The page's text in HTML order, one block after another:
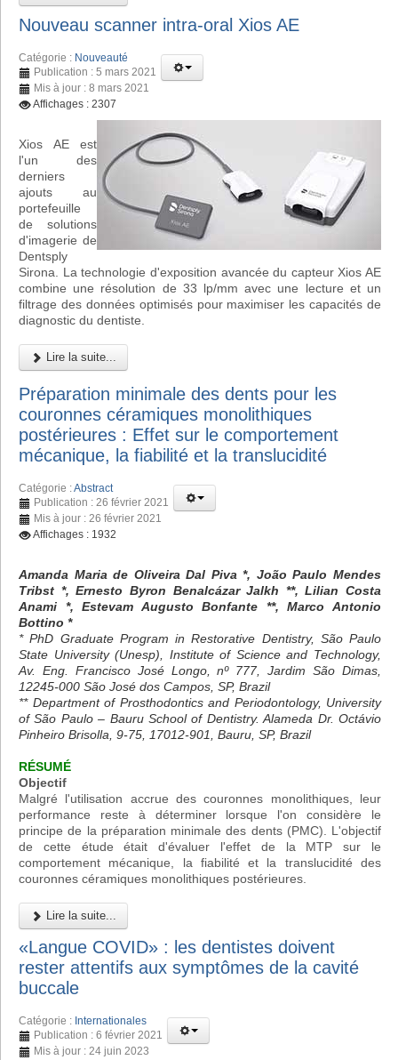
Nouveau scanner intra-oral Xios AE
Catégorie : Nouveauté
Publication : 5 mars 2021
Mis à jour : 8 mars 2021
Affichages : 2307
Xios AE est
l'un des
derniers
ajouts au
portefeuille
de solutions
d'imagerie de
Dentsply
Sirona. La technologie d'exposition avancée du capteur Xios AE
combine une résolution de 33 lp/mm avec une lecture et un
filtrage des données optimisés pour maximiser les capacités de
diagnostic du dentiste.
Lire la suite...
Préparation minimale des dents pour les
couronnes céramiques monolithiques
postérieures : Effet sur le comportement
mécanique, la fiabilité et la translucidité
Catégorie :Abstract
Publication : 26 février 2021
Mis à jour : 26 février 2021
Affichages : 1932
Amanda Maria de Oliveira Dal Piva *, João Paulo Mendes
Tribst *, Ernesto Byron Benalcázar Jalkh **, Lilian Costa
Anami *, Estevam Augusto Bonfante **, Marco Antonio
Bottino *
* PhD Graduate Program in Restorative Dentistry, São Paulo
State University (Unesp), Institute of Science and Technology,
Av. Eng. Francisco José Longo, nº 777, Jardim São Dimas,
12245-000 São José dos Campos, SP, Brazil
** Department of Prosthodontics and Periodontology, University
of São Paulo – Bauru School of Dentistry. Alameda Dr. Octávio
Pinheiro Brisolla, 9-75, 17012-901, Bauru, SP, Brazil
RÉSUMÉ
Objectif
Malgré l'utilisation accrue des couronnes monolithiques, leur
performance reste à déterminer lorsque l'on considère le
principe de la préparation minimale des dents (PMC). L'objectif
de cette étude était d'évaluer l'effet de la MTP sur le
comportement mécanique, la fiabilité et la translucidité des
couronnes céramiques monolithiques postérieures.
Lire la suite...
«Langue COVID» : les dentistes doivent
rester attentifs aux symptômes de la cavité
buccale
Catégorie : Internationales
Publication : 6 février 2021
Mis à jour : 24 juin 2023